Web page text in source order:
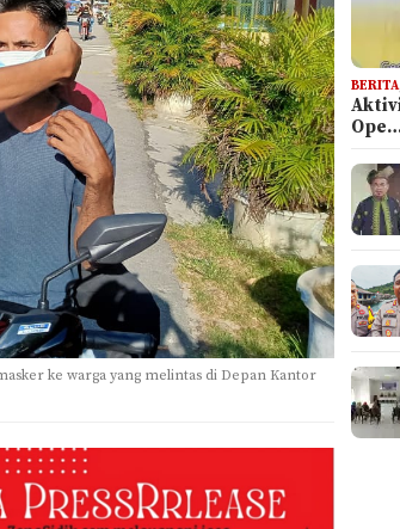
ke warga yang melintas di Depan Kantor
BERITA